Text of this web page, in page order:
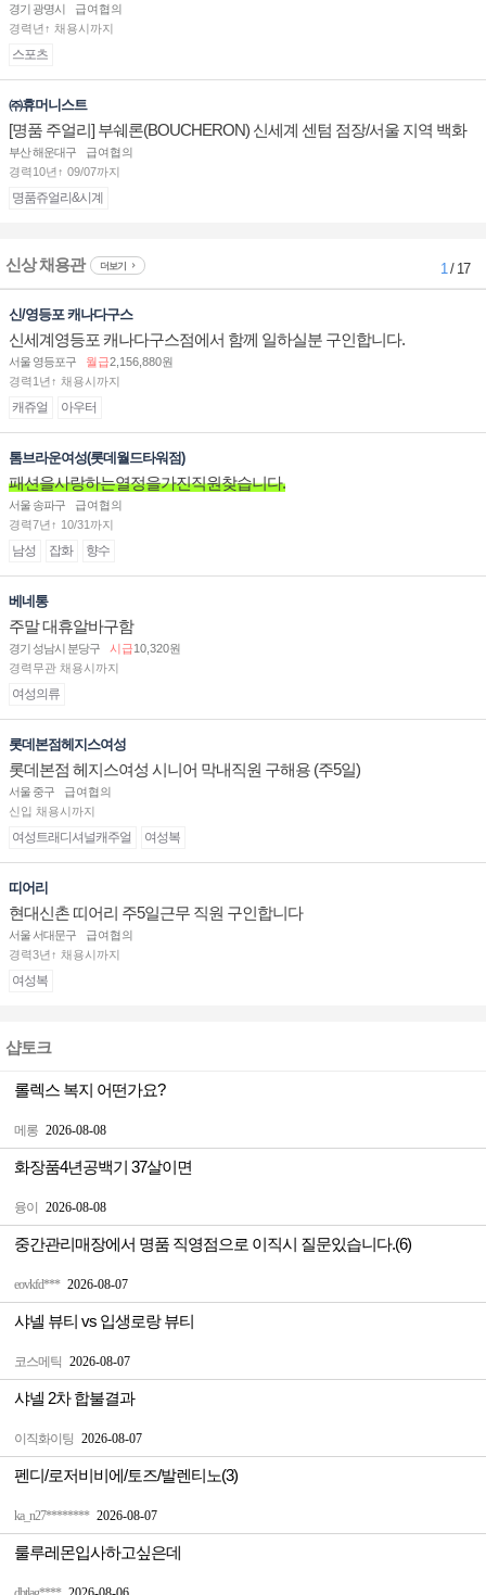
경기 광명시
급여협의
경력년↑ 채용시까지
스포츠
㈜휴머니스트
[명품 주얼리] 부쉐론(BOUCHERON) 신세계 센텀 점장/서울 지역 백화
점 판매사원 채용
부산 해운대구
급여협의
경력10년↑ 09/07까지
명품쥬얼리&시계
신상 채용관 더보기 1/ 17
신/영등포 캐나다구스
신세계영등포 캐나다구스점에서 함께 일하실분 구인합니다.
서울 영등포구 월급2,156,880원
경력1년↑ 채용시까지
캐쥬얼 아우터
톰브라운여성(롯데월드타워점)
패션을사랑하는열정을가진직원찾습니다.
서울 송파구
급여협의
경력7년↑ 10/31까지
남성 잡화 향수
베네통
주말 대휴알바구함
경기 성남시 분당구 시급10,320원
경력무관 채용시까지
여성의류
롯데본점헤지스여성
롯데본점 헤지스여성 시니어 막내직원 구해용 (주5일)
서울 중구
급여협의
신입 채용시까지
여성트래디셔널캐주얼 여성복
띠어리
현대신촌 띠어리 주5일근무 직원 구인합니다
서울 서대문구
급여협의
경력3년↑ 채용시까지
여성복
샵토크
메롱 2026-08-08
롤렉스 복지 어떤가요?
융이 2026-08-08
화장품4년공백기 37살이면
eovkfd*** 2026-08-07
중간관리매장에서 명품 직영점으로 이직시 질문있습니다.(6)
코스메틱 2026-08-07
샤넬 뷰티 vs 입생로랑 뷰티
이직화이팅 2026-08-07
샤넬 2차 합불결과
ka_n27******** 2026-08-07
펜디/로저비비에/토즈/발렌티노(3)
룰루레몬입사하고싶은데